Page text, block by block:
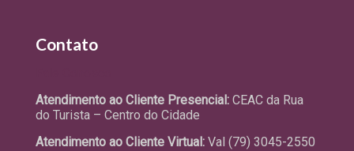
Contato
Atendimento ao Cliente Presencial: CEAC da Rua
do Turista – Centro do Cidade
Atendimento ao Cliente Virtual: Val (79) 3045-2550